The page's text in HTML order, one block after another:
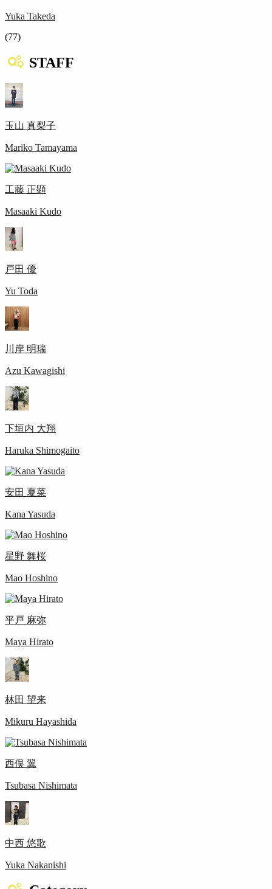
Yuka Takeda
(77)
STAFF
玉山 真梨子
Mariko Tamayama
工藤 正顕
Masaaki Kudo
戸田 優
Yu Toda
川岸 明瑞
Azu Kawagishi
下垣内 大翔
Haruka Shimogaito
安田 夏菜
Kana Yasuda
星野 舞桜
Mao Hoshino
平戸 麻弥
Maya Hirato
林田 望来
Mikuru Hayashida
西俣 翼
Tsubasa Nishimata
中西 悠歌
Yuka Nakanishi